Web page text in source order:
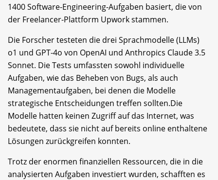
1400 Software-Engineering-Aufgaben basiert, die von
der Freelancer-Plattform Upwork stammen.
Die Forscher testeten die drei Sprachmodelle (LLMs)
o1 und GPT-4o von OpenAI und Anthropics Claude 3.5
Sonnet. Die Tests umfassten sowohl individuelle
Aufgaben, wie das Beheben von Bugs, als auch
Managementaufgaben, bei denen die Modelle
strategische Entscheidungen treffen sollten.Die
Modelle hatten keinen Zugriff auf das Internet, was
bedeutete, dass sie nicht auf bereits online enthaltene
Lösungen zurückgreifen konnten.
Trotz der enormen finanziellen Ressourcen, die in die
analysierten Aufgaben investiert wurden, schafften es